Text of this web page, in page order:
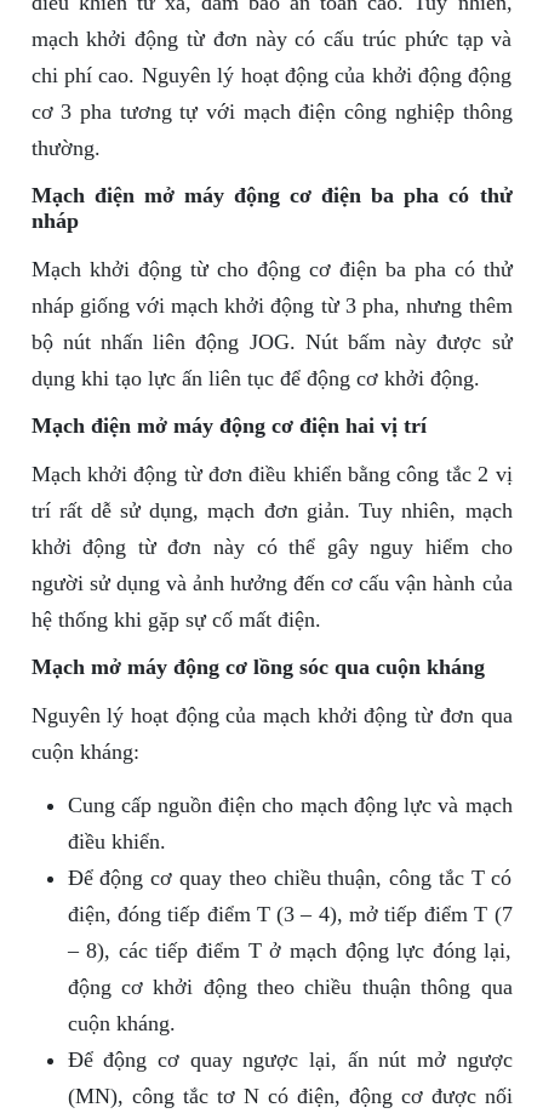
mạch khởi động từ đơn này có cấu trúc phức tạp và
chi phí cao. Nguyên lý hoạt động của khởi động động
cơ 3 pha tương tự với mạch điện công nghiệp thông
thường.
Mạch điện mở máy động cơ điện ba pha có thử
nháp
Mạch khởi động từ cho động cơ điện ba pha có thử
nháp giống với mạch khởi động từ 3 pha, nhưng thêm
bộ nút nhấn liên động JOG. Nút bấm này được sử
dụng khi tạo lực ấn liên tục để động cơ khởi động.
Mạch điện mở máy động cơ điện hai vị trí
Mạch khởi động từ đơn điều khiển bằng công tắc 2 vị
trí rất dễ sử dụng, mạch đơn giản. Tuy nhiên, mạch
khởi động từ đơn này có thể gây nguy hiểm cho
người sử dụng và ảnh hưởng đến cơ cấu vận hành của
hệ thống khi gặp sự cố mất điện.
Mạch mở máy động cơ lồng sóc qua cuộn kháng
Nguyên lý hoạt động của mạch khởi động từ đơn qua
cuộn kháng:
Cung cấp nguồn điện cho mạch động lực và mạch
điều khiển.
Để động cơ quay theo chiều thuận, công tắc T có
điện, đóng tiếp điểm T (3 – 4), mở tiếp điểm T (7
– 8), các tiếp điểm T ở mạch động lực đóng lại,
động cơ khởi động theo chiều thuận thông qua
cuộn kháng.
Để động cơ quay ngược lại, ấn nút mở ngược
(MN), công tắc tơ N có điện, động cơ được nối